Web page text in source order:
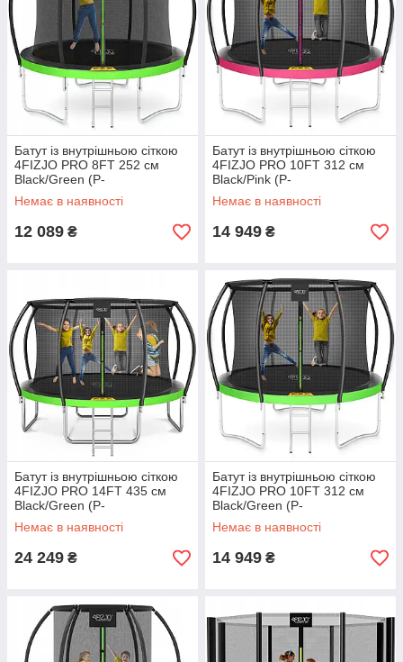
Батут із внутрішньою сіткою
4FIZJO PRO 8FT 252 см
Black/Green (P-
5907739314161)
Немає в наявності
12 089 ₴
Батут із внутрішньою сіткою
4FIZJO PRO 10FT 312 см
Black/Pink (P-
5907739314604)
Немає в наявності
14 949 ₴
Батут із внутрішньою сіткою
4FIZJO PRO 14FT 435 см
Black/Green (P-
5907739314192)
Немає в наявності
24 249 ₴
Батут із внутрішньою сіткою
4FIZJO PRO 10FT 312 см
Black/Green (P-
5907739314178)
Немає в наявності
14 949 ₴